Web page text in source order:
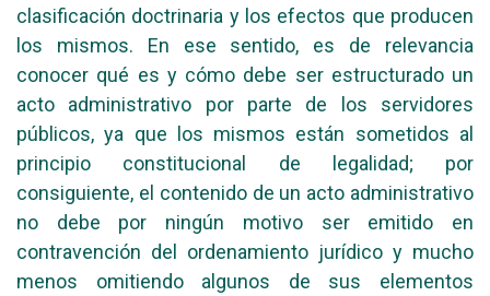
clasificación doctrinaria y los efectos que producen
los mismos. En ese sentido, es de relevancia
conocer qué es y cómo debe ser estructurado un
acto administrativo por parte de los servidores
públicos, ya que los mismos están sometidos al
principio constitucional de legalidad; por
consiguiente, el contenido de un acto administrativo
no debe por ningún motivo ser emitido en
contravención del ordenamiento jurídico y mucho
menos omitiendo algunos de sus elementos